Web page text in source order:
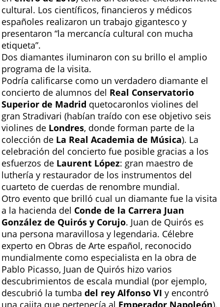
cultural. Los científicos, financieros y médicos
españoles realizaron un trabajo gigantesco y
presentaron “la mercancía cultural con mucha
etiqueta”.
Dos diamantes iluminaron con su brillo el amplio
programa de la visita.
Podría calificarse como un verdadero diamante el
concierto de alumnos del Real Conservatorio
Superior de Madrid quetocaronlos violines del
gran Stradivari (habían traído con ese objetivo seis
violines de Londres, donde forman parte de la
colección de La Real Academia de Música). La
celebración del concierto fue posible gracias a los
esfuerzos de Laurent López: gran maestro de
luthería y restaurador de los instrumentos del
cuarteto de cuerdas de renombre mundial.
Otro evento que brilló cual un diamante fue la visita
a la hacienda del Conde de la Carrera Juan
González de Quirós y Corujo. Juan de Quirós es
una persona maravillosa y legendaria. Célebre
experto en Obras de Arte español, reconocido
mundialmente como especialista en la obra de
Pablo Picasso, Juan de Quirós hizo varios
descubrimientos de escala mundial (por ejemplo,
descubrió la tumba del rey Alfonso VI y encontró
una cajita que pertenecía al Emperador Napoleón).